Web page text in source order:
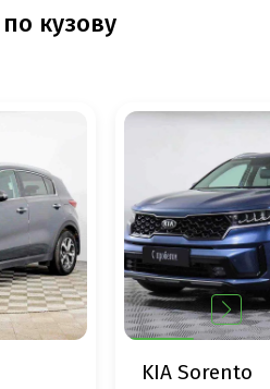
кузову
KIA Sorento